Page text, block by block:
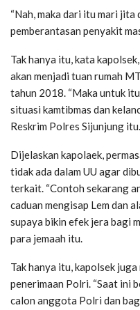
“Nah, maka dari itu mari
pemberantasan penyakit
Tak hanya itu, kata
akan menjadi tuan rumah
tahun 2018. “Maka untuk
situasi kamtibmas dan
Reskrim Polres Sijunjung itu.
Dijelaskan kapolaek,
tidak ada dalam UU agar
terkait. “Contoh sekarang
caduan mengisap Lem dan
supaya bikin efek jera bagi
para jemaah itu.
Tak hanya itu, kapolsek
penerimaan Polri. “Saat ini
calon anggota Polri dan